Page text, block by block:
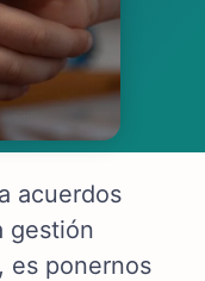
acuerdos
gestión
es ponernos